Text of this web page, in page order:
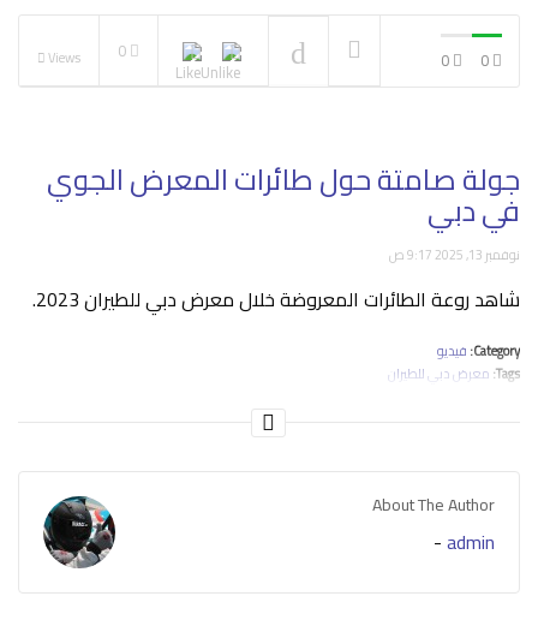
استعراض جوي بالهيلكوبترات
Views
جولة صامتة حول طائرات المعرض الجوي
في دبي
نوفمبر 13, 2025 9:17 ص
شاهد روعة الطائرات المعروضة خلال معرض دبي للطيران 2023.
Category: فيديو
Tags: معرض دبي للطيران
About The Author
admin
-